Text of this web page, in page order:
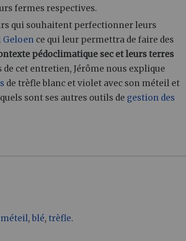
fermes respectives.
qui souhaitent perfectionner leurs
Geloen ce qui leur permettra de faire des
pédoclimatique sec et leurs terres
de cet entretien, Jérôme nous explique
de trèfle blanc et violet avec son méteil et
sont ses autres outils de gestion des
méteil,blé, trèfle.